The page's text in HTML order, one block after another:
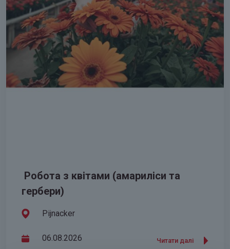
Робота з квітами (амариліси та
гербери)
Pijnacker
06.08.2026 Читати далі